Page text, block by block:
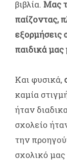
βιβλία. Μας
παίζοντας,
εξορμήσεις
παιδικά μας
Και φυσικά,
καμία
ήταν
σχολείο
την
σχολικό